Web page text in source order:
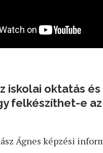
iskolai oktatás
felkészíthet-e
Ágnes képzési